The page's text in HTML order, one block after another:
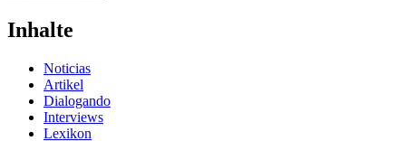
Inhalte
Noticias
Artikel
Dialogando
Interviews
Lexikon